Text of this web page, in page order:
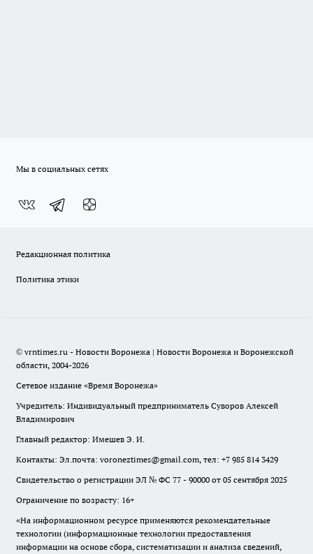
Мы в социальных сетях
Редакционная политика
Политика этики
© vrntimes.ru - Новости Воронежа | Новости Воронежа и Воронежской
области, 2004-2026
Сетевое издание «Время Воронежа»
Учредитель: Индивидуальный предприниматель Суворов Алексей
Владимирович
Главный редактор: Имешев Э. И.
Контакты: Эл.почта: voroneztimes@gmail.com, тел: +7 985 814 3429
Свидетельство о регистрации ЭЛ № ФС 77 - 90000 от 05 сентября 2025
Ограничение по возрасту: 16+
«На информационном ресурсе применяются рекомендательные
технологии (информационные технологии предоставления
информации на основе сбора, систематизации и анализа сведений,